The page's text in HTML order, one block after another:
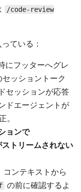
/code-review
ている：
にフッターへグレ
ッショントーク
セッションが応答
ドエージェントが
。
ョンで
トリームされない
コンテキストから
の前に確認するよ